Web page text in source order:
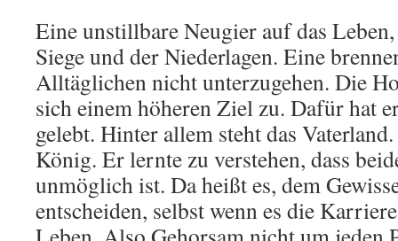
Eine unstillbare Neugier auf das
Siege und der Niederlagen. Eine
Alltäglichen nicht unterzugehen. Die
sich einem höheren Ziel zu. Dafür hat
gelebt. Hinter allem steht das
König. Er lernte zu verstehen, dass
unmöglich ist. Da heißt es, dem
entscheiden, selbst wenn es die